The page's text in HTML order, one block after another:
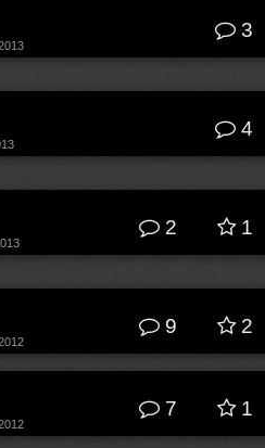
3
4
2 1
9 2
7 1